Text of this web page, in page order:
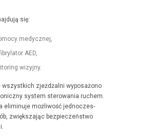
się:
medycznej,
AED,
wizyjny.
zjeżdżal­ni wyposażono
sys­tem sterowa­nia ruchem.
elimin­u­je możli­wość jed­noczes­
zwięk­sza­jąc bez­pieczeńst­wo